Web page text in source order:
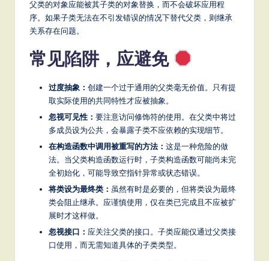
父类的对象应能被其子类的对象替换，而不会破坏应用程
序。如果子类无法在不引发错误的情况下替代父类，则继承
关系存在问题。
常见陷阱，应避免
过度抽象： 创建一个过于通用的父类毫无价值。只有提
取实际使用的共同特性才应被抽象。
忽视可见性： 要注意访问修饰符的使用。在父类中将过
多成员设为公共，会暴露子类不应依赖的实现细节。
在构造函数中调用被重写的方法： 这是一种危险的做
法。当父类构造函数运行时，子类构造函数可能尚未完
全初始化，可能导致空指针异常或状态错误。
将类设为最终类： 虽然有时是必要的，但将类设为最终
类会阻止继承。应谨慎使用，仅在类已完成且不应被扩
展时才这样做。
忽视接口： 应关注父类的接口。子类应能仅通过父类接
口使用，而无需知道具体的子类类型。